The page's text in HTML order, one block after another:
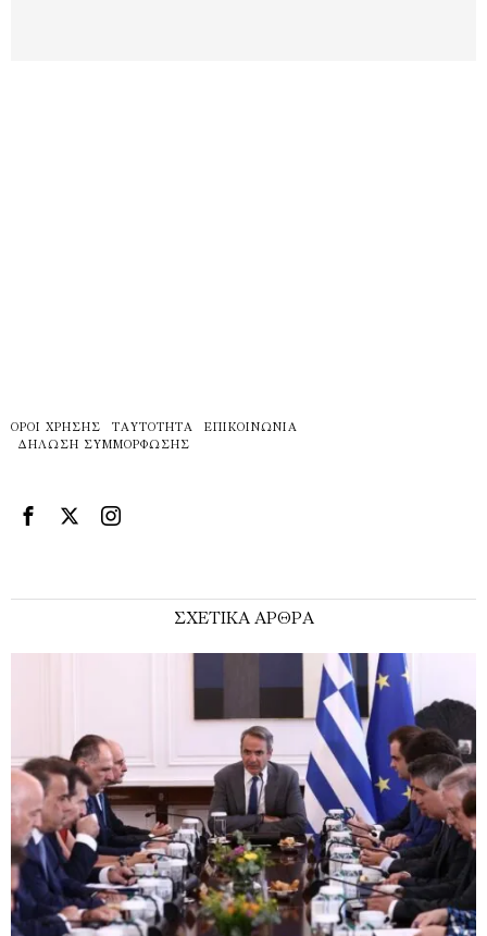
ΌΡΟΙ ΧΡΉΣΗΣ ΤΑΥΤΌΤΗΤΑ
ΕΠΙΚΟΙΝΩΝΊΑ
ΔΉΛΩΣΗ ΣΥΜΜΌΡΦΩΣΗΣ
ΣΧΕΤΙΚΑ ΑΡΘΡΑ